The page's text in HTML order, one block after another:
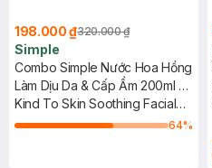
198.000 ₫320.000 ₫
Simple
Combo Simple Nước Hoa Hồng
Làm Dịu Da & Cấp Ẩm 200ml +
Gel Rửa Mặt Thanh Khiết, Giảm
Bóng Nhờn 150ml
Kind To Skin Soothing Facial
Toner + Purifying Gel Wash64%